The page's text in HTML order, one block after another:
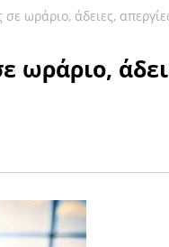
ωράριo, άδειες,
ωράριo,